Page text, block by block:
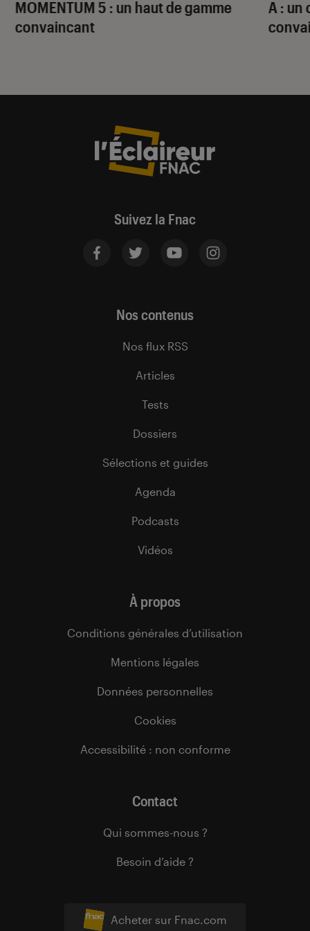
MOMENTUM 5 : un haut de gamme
convaincant
A : un
Suivez la Fnac
Acheter sur Fnac.com
Nos contenus
Nos flux RSS
Articles
Tests
Dossiers
Sélections et guides
Agenda
Podcasts
Vidéos
À propos
Conditions générales d’utilisation
Mentions légales
Données personnelles
Cookies
Accessibilité : non conforme
Contact
Qui sommes-nous ?
Besoin d’aide ?